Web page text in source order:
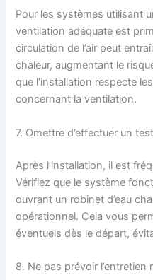
Pour les systèmes utilisant
ventilation adéquate est
circulation de l’air peut
chaleur, augmentant le
que l’installation respecte
concernant la ventilation.
7. Omettre d’effectuer un
Après l’installation, il est
Vérifiez que le système
ouvrant un robinet d’eau
opérationnel. Cela vous
éventuels dès le départ,
8. Ne pas prévoir l’entretien